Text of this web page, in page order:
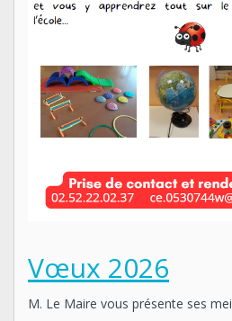
Vœux 2026
M. Le Maire vous présente ses